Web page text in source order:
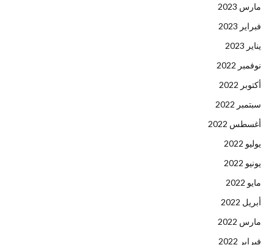
مارس 2023
فبراير 2023
يناير 2023
نوفمبر 2022
أكتوبر 2022
سبتمبر 2022
أغسطس 2022
يوليو 2022
يونيو 2022
مايو 2022
أبريل 2022
مارس 2022
فبراير 2022